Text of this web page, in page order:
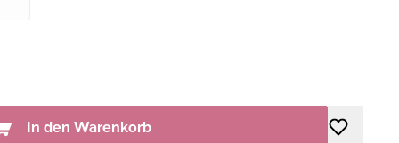
In den Warenkorb